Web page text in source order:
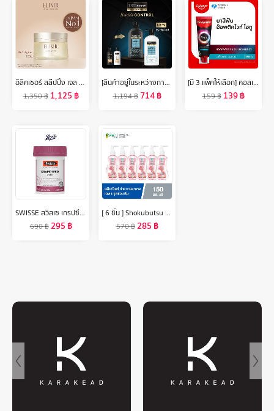
อิลิคเซอร์ สลีปปิ้ง เจล แพ็ค 105ก. (มาสก์ชุ่มชื้น ฟื้นผิวกระชับ)
1,350฿ 1,125 ฿
[สินค้าอยู่ในระหว่างการปรับเปลี่ยนขนาด] เซ็ตเทรซาเม่ แชมพู (x4) & ครีมนวด (x2)TRESemmeShampoo (x4) & Hair Conditioner (x2)
1,194฿ 714฿
[มี 3 แพ็คให้เลือก] คอลเกต ยาสีฟัน อ๊อพติค ไวท์ โอทู 85 กรัม (อะโรมาติค / พีช ออสแมนตัส) Colgate Optic White O2 85g. (Aromantic / Peach Osmanthus) (ยาสีฟันฟันขาว, Whitening)
159฿ 139฿
SWISSE สวิสเซ เกรปซีด สารสกัดจากเมล็ดองุ่น 60 เม็ด
690฿295 ฿
[ 6 ชิ้น ] Shokubutsu ผลิตภัณฑ์ทำความสะอาดเฉพาะจุดซ่อนเร้น Feminine Cleansing สูตร Daily Gentle Care Shiso Extract & Aloe Vera 150 มล.
570฿285 ฿